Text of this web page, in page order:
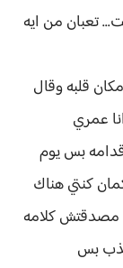
تعبان من ايه
قلبه وقال
عمري
بس يوم
كنتي هناك
مصدقتش كلامه
بس